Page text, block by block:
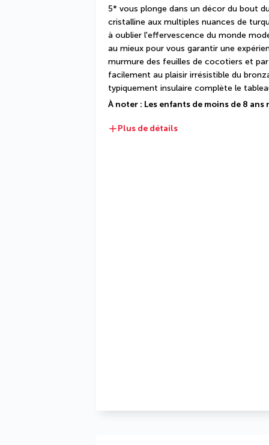
5* vous plonge dans un décor du bout
cristalline aux multiples nuances de
à oublier l'effervescence du monde
au mieux pour vous garantir une
murmure des feuilles de cocotiers et
facilement au plaisir irrésistible du
typiquement insulaire complète le
À noter : Les enfants de moins de 8
Plus de détails